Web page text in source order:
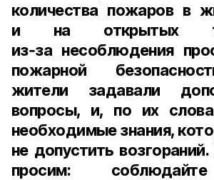
количества пожаров в
и на открытых
из‑за несоблюдения
пожарной
жители задавали
вопросы, и, по их
необходимые знания,
не допустить
просим: